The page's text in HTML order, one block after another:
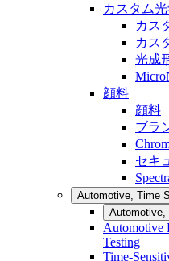
カスタム
カス
カス
光成
顔料
顔料
ブラ
セキ
Automotive, Time
Automotive,
Automotive
Testing
Time-